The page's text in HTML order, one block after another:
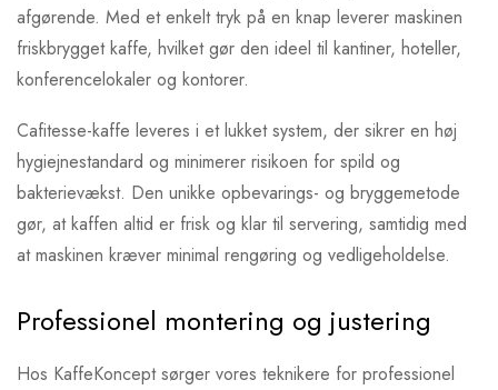
afgørende. Med et enkelt tryk på en knap leverer maskinen
friskbrygget kaffe, hvilket gør den ideel til kantiner, hoteller,
konferencelokaler og kontorer.
Cafitesse-kaffe leveres i et lukket system, der sikrer en høj
hygiejnestandard og minimerer risikoen for spild og
bakterievækst. Den unikke opbevarings- og bryggemetode
gør, at kaffen altid er frisk og klar til servering, samtidig med
at maskinen kræver minimal rengøring og vedligeholdelse.
Professionel montering og justering
Hos KaffeKoncept sørger vores teknikere for professionel